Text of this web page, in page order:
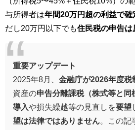
与所得者は年間20万円超の利益で確
だし20万円以下でも住民税の申告は
重要アップデート
2025年8月、 金融庁が2026年度税
資産の申告分離課税（株式等と同
導入や損失繰越等の見直しを要望
望は法律ではありません。この記